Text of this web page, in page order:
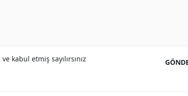
kabul etmiş sayılırsınız